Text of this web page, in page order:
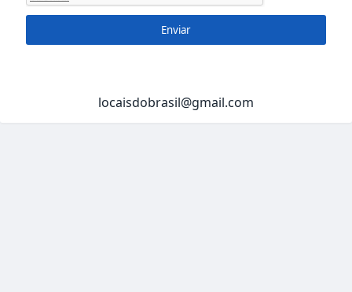
Enviar
locaisdobrasil@gmail.com